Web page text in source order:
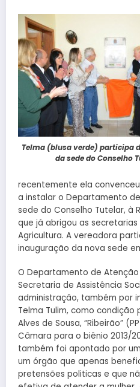
Telma (blusa verde) participa
da sede do Conselho
recentemente ela
a instalar o Departamento
sede do Conselho Tutelar, à
que já abrigou as
Agricultura. A vereadora
inauguração da nova sede
O Departamento de Atenção
Secretaria de Assistência
administração, também por
Telma Tulim, como
Alves de Sousa, “Ribeirão”
Câmara para o biênio 2013/
também foi apontado por
um órgão que apenas
pretensões politicas e que